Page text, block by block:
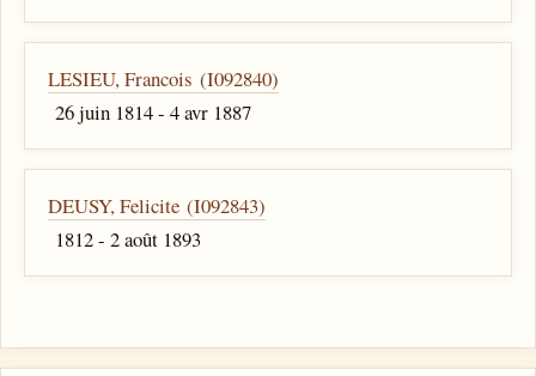
LESIEU, Francois (I092840)
26 juin 1814 - 4 avr 1887
DEUSY, Felicite (I092843)
1812 - 2 août 1893